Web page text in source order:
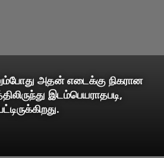
அதன் எடைக்கு நிகரான
இடம்பெயராதபடி,